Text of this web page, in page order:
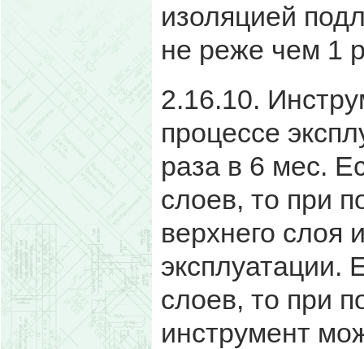
изоляцией
не реже чем 1
2.16.10.
процессе
раза в 6 мес.
слоев, то при
верхнего слоя
эксплуатации.
слоев, то при
инструмент